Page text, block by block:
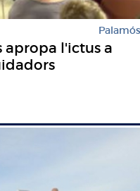
Palamós
apropa l'ictus a